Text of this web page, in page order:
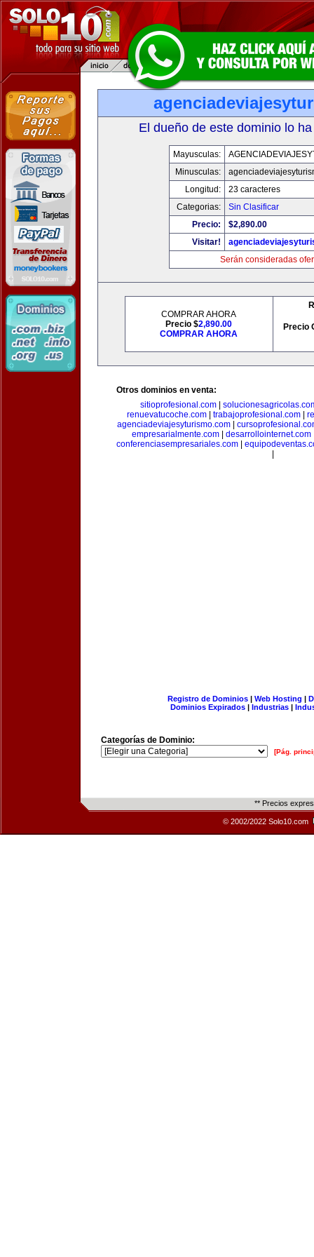
El dueño de este dominio lo
Mayusculas:
Minusculas:
Longitud:
23 caracteres
Categorias:
Sin Clasificar
Precio:
$2,890.00
Visitar!
Serán consideradas
COMPRAR AHORA
Precio $2,890.00
COMPRAR AHORA
Precio
Otros dominios en venta:
sitioprofesional.com
renuevatucoche.com
trabajoprofesional.com
agenciadeviajesyturismo.com
empresarialmente.com
desarrollointernet.com
conferenciasempresariales.com
Registro de Dominios| Web Hosting |
Dominios Expirados | Industrias |
Categorías de Dominio:
[Pág.
** Precios
© 2002/2022 Solo10.com